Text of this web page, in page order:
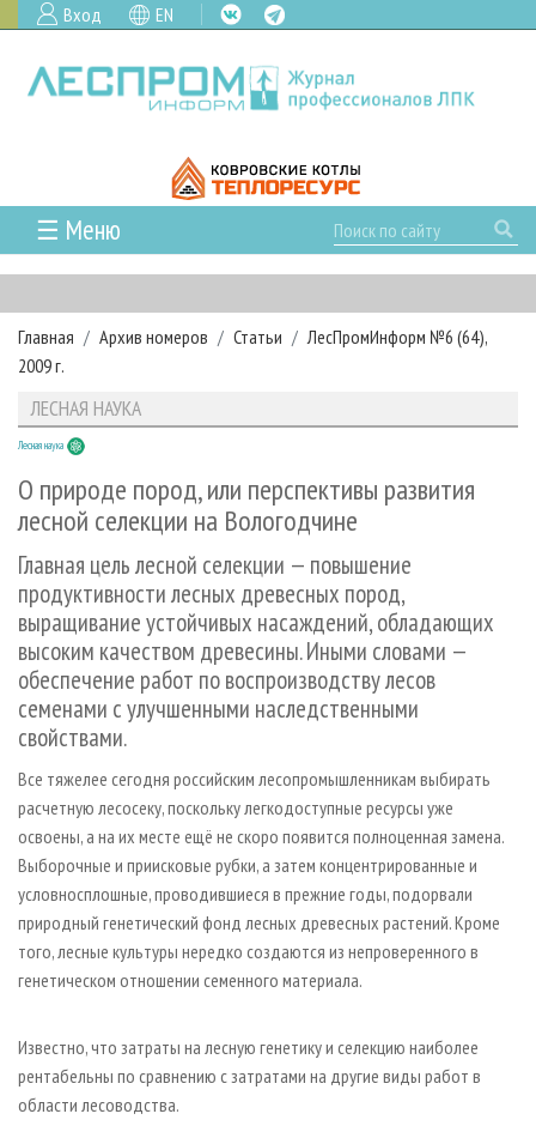
Вход EN
☰ Меню
ГЛАВНАЯ
РУБРИКИ И ТЕМЫ
РУБРИКИ ЖУРНАЛА
ЛЕСОЗАГОТОВКА
ДЕРЕВООБРАБОТКА
СУШКА ДРЕВЕСИНЫ
ПРОИЗВОДСТВО ДРЕВЕСНЫХ ПЛИТ
ДЕРЕВЯННОЕ ДОМОСТРОЕНИЕ
ПРОИЗВОДСТВО МЕБЕЛИ
БИОЭНЕРГЕТИКА
ЦБП
ИНСТРУМЕНТ И МАТЕРИАЛЫ
НОВОСТИ
НОВОСТИ ЛПК
НОВОСТИ КОМПАНИЙ
ПРОЕКТЫ ЛПИ
АНАЛИТИКА
ЛЕСНЫЕ РЕГИОНЫ РОССИИ
ПЕРСОНЫ
МОБИЛЬНЫЕ ВЫСТАВКИ
ОФИЦИАЛЬНЫЕ ДЕЛЕГАЦИИ
ПРИОРИТЕТНЫЕ ИНВЕСТПРОЕКТЫ
RUSSIAN FORESTRY REVIEW
ГАЗЕТА ЛЕСПРОМФОРУМ
БИБЛИОТЕКА СПЕЦИАЛИСТА
АРХИВ
СТАТЬИ
О ЖУРНАЛЕ
ПОДПИСКА
КОНТАКТЫ
РЕКЛАМОДАТЕЛЯМ
РЕКЛАМА
РЕКЛАМА НА САЙТЕ
Главная Архив номеров Статьи
ЛесПромИнформ №6 (64),
2009 г.
ЛЕСНАЯ НАУКА
Лесная наука
О природе пород, или перспективы развития
лесной селекции на Вологодчине
Главная цель лесной селекции — повышение
продуктивности лесных древесных пород,
выращивание устойчивых насаждений, обладающих
высоким качеством древесины. Иными словами —
обеспечение работ по воспроизводству лесов
семенами с улучшенными наследственными
свойствами.
Все тяжелее сегодня российским лесопромышленникам выбирать
расчетную лесосеку, поскольку легкодоступные ресурсы уже
освоены, а на их месте ещё не скоро появится полноценная замена.
Выборочные и приисковые рубки, а затем концентрированные и
условно­сплошные, проводившиеся в прежние годы, подорвали
природный генетический фонд лесных древесных растений. Кроме
того, лесные культуры нередко создаются из непроверенного в
генетическом отношении семенного материала.
Известно, что затраты на лесную генетику и селекцию наиболее
рентабельны по сравнению с затратами на другие виды работ в
области лесоводства.